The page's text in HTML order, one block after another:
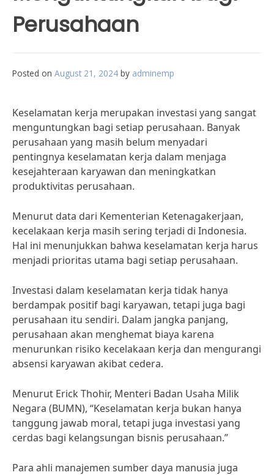
Perusahaan
Posted on August 21, 2024 by adminemp
Keselamatan kerja merupakan investasi yang sangat
menguntungkan bagi setiap perusahaan. Banyak
perusahaan yang masih belum menyadari
pentingnya keselamatan kerja dalam menjaga
kesejahteraan karyawan dan meningkatkan
produktivitas perusahaan.
Menurut data dari Kementerian Ketenagakerjaan,
kecelakaan kerja masih sering terjadi di Indonesia.
Hal ini menunjukkan bahwa keselamatan kerja harus
menjadi prioritas utama bagi setiap perusahaan.
Investasi dalam keselamatan kerja tidak hanya
berdampak positif bagi karyawan, tetapi juga bagi
perusahaan itu sendiri. Dalam jangka panjang,
perusahaan akan menghemat biaya karena
menurunkan risiko kecelakaan kerja dan mengurangi
absensi karyawan akibat cedera.
Menurut Erick Thohir, Menteri Badan Usaha Milik
Negara (BUMN), “Keselamatan kerja bukan hanya
tanggung jawab moral, tetapi juga investasi yang
cerdas bagi kelangsungan bisnis perusahaan.”
Para ahli manajemen sumber daya manusia juga